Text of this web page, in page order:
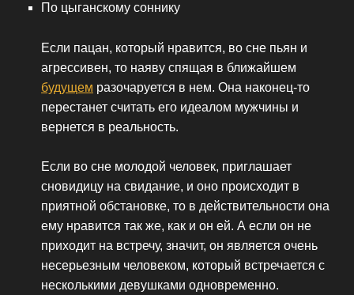
По цыганскому соннику
Если пацан, который нравится, во сне пьян и
агрессивен, то наяву спящая в ближайшем
будущем разочаруется в нем. Она наконец-то
перестанет считать его идеалом мужчины и
вернется в реальность.
Если во сне молодой человек, приглашает
сновидицу на свидание, и оно происходит в
приятной обстановке, то в действительности она
ему нравится так же, как и он ей. А если он не
приходит на встречу, значит, он является очень
несерьезным человеком, который встречается с
несколькими девушками одновременно.